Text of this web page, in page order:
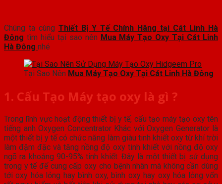
Chúng ta cùng Thiết Bị Y Tế Chính Hãng tại Cát Linh Hà
Đông tìm hiểu tại sao nên Mua Máy Tạo Oxy Tại Cát Linh
Hà Đông nhé
Tại Sao Nên Mua Máy Tạo Oxy Tại Cát Linh Hà Đông
1. Cấu Tạo Máy tạo oxy là gì ?
Trong lĩnh vực hoạt động thiết bị y tế, cấu tạo máy tạo oxy tên
tiếng anh Oxygen Concentrator Khác với Oxygen Generator là
một thiết bị y tế có chức năng làm giàu tinh khiết oxy từ khí trời
làm đậm đặc và tăng nồng độ oxy tinh khiết với nồng độ oxy
ngõ ra khoảng 90-95% tinh khiết. Đây là một thiết bị sử dụng
trong y tế để cung cấp oxy cho bệnh nhân mà không cần dùng
tới oxy hóa lỏng hay bình oxy, bình oxy hay oxy hóa lỏng vốn